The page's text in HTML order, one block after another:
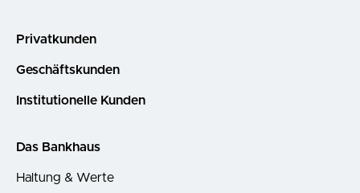
Privatkunden
Geschäftskunden
Institutionelle Kunden
Das Bankhaus
Haltung & Werte